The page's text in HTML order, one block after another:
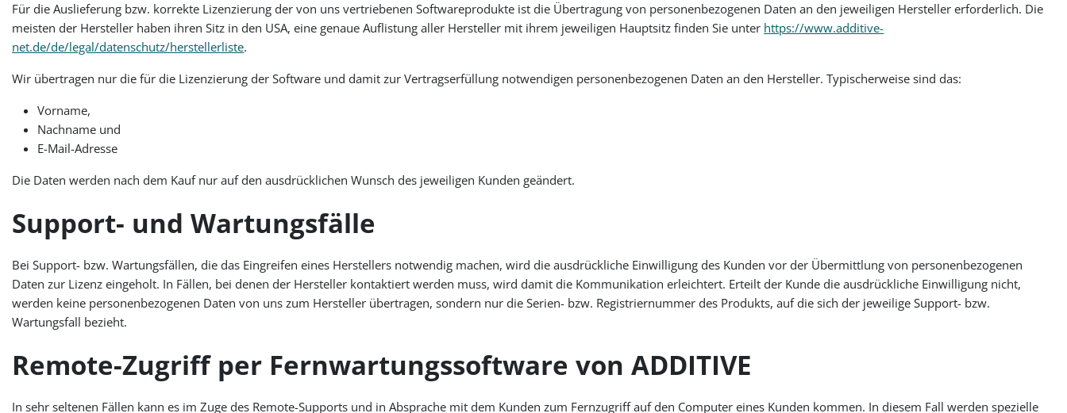
Für die Auslieferung bzw. korrekte Lizenzierung der von uns vertriebenen Softwareprodukte ist die Übertragung von personenbezogenen Daten an den jeweiligen Hersteller erforderlich. Die
meisten der Hersteller haben ihren Sitz in den USA, eine genaue Auflistung aller Hersteller mit ihrem jeweiligen Hauptsitz finden Sie unter https://www.additive-
net.de/de/legal/datenschutz/herstellerliste.
Wir übertragen nur die für die Lizenzierung der Software und damit zur Vertragserfüllung notwendigen personenbezogenen Daten an den Hersteller. Typischerweise sind das:
Vorname,
Nachname und
E-Mail-Adresse
Die Daten werden nach dem Kauf nur auf den ausdrücklichen Wunsch des jeweiligen Kunden geändert.
Support- und Wartungsfälle
Bei Support- bzw. Wartungsfällen, die das Eingreifen eines Herstellers notwendig machen, wird die ausdrückliche Einwilligung des Kunden vor der Übermittlung von personenbezogenen
Daten zur Lizenz eingeholt. In Fällen, bei denen der Hersteller kontaktiert werden muss, wird damit die Kommunikation erleichtert. Erteilt der Kunde die ausdrückliche Einwilligung nicht,
werden keine personenbezogenen Daten von uns zum Hersteller übertragen, sondern nur die Serien- bzw. Registriernummer des Produkts, auf die sich der jeweilige Support- bzw.
Wartungsfall bezieht.
Remote-Zugriff per Fernwartungssoftware von ADDITIVE
In sehr seltenen Fällen kann es im Zuge des Remote-Supports und in Absprache mit dem Kunden zum Fernzugriff auf den Computer eines Kunden kommen. In diesem Fall werden spezielle